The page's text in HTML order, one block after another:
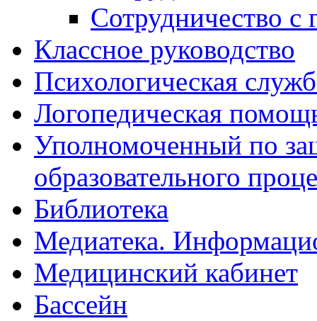
Сотрудничество с
Классное руководство
Психологическая
Логопедическая
Уполномоченный по
образовательного
Библиотека
Медиатека.
Медицинский кабинет
Бассейн